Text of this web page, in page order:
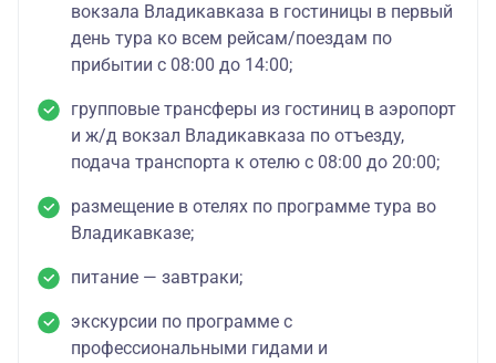
вокзала Владикавказа в гостиницы в первый
день тура ко всем рейсам/поездам по
прибытии с 08:00 до 14:00;
групповые трансферы из гостиниц в аэропорт
и ж/д вокзал Владикавказа по отъезду,
подача транспорта к отелю с 08:00 до 20:00;
размещение в отелях по программе тура во
Владикавказе;
питание — завтраки;
экскурсии по программе с
профессиональными гидами и